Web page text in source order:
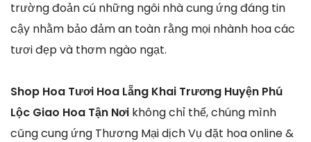
trường đoản cú những ngôi nhà cung ứng đáng tin
cậy nhằm bảo đảm an toàn rằng mọi nhành hoa các
tươi đẹp và thơm ngào ngạt.
Shop Hoa Tươi Hoa Lẵng Khai Trương Huyện Phú
Lộc Giao Hoa Tận Nơi không chỉ thế, chúng mình
cũng cung ứng Thương Mại dịch Vụ đặt hoa online &